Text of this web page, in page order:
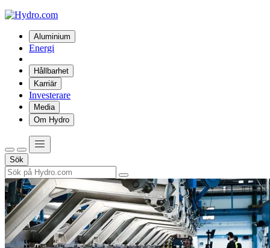
Aluminium
Energi
Hållbarhet
Karriär
Investerare
Media
Om Hydro
Sök